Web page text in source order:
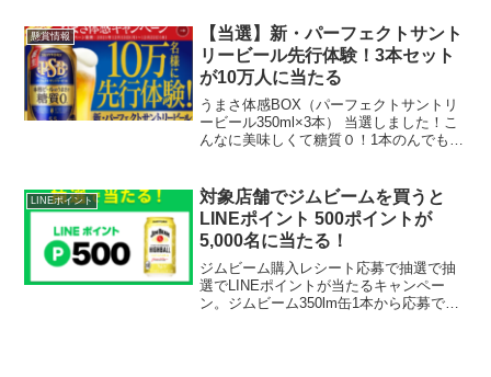
新／#新一番搾り糖質ゼロ🍺無料クーポン
が当たるキャンペ...
懸賞情報
【当選】新・パーフェクトサント
リービール先行体験！3本セット
が10万人に当たる
うまさ体感BOX（パーフェクトサントリ
ービール350ml×3本） 当選しました！こ
んなに美味しくて糖質０！1本のんでもカ
クトサントリービール #PSB #飲み比...
LINEポイント
対象店舗でジムビームを買うと
LINEポイント 500ポイントが
5,000名に当たる！
ジムビーム購入レシート応募で抽選で抽
選でLINEポイントが当たるキャンペー
ン。ジムビーム350lm缶1本から応募でき